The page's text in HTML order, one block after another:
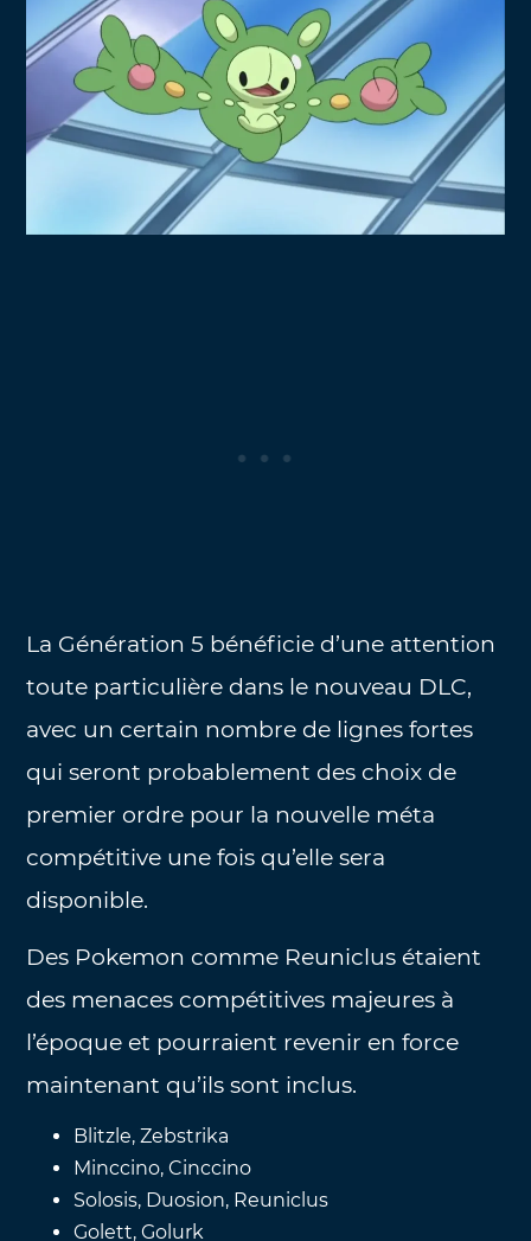
La Génération 5 bénéficie d’une attention
toute particulière dans le nouveau DLC,
avec un certain nombre de lignes fortes
qui seront probablement des choix de
premier ordre pour la nouvelle méta
compétitive une fois qu’elle sera
disponible.
Des Pokemon comme Reuniclus étaient
des menaces compétitives majeures à
l’époque et pourraient revenir en force
maintenant qu’ils sont inclus.
Blitzle, Zebstrika
Minccino, Cinccino
Solosis, Duosion, Reuniclus
Golett, Golurk